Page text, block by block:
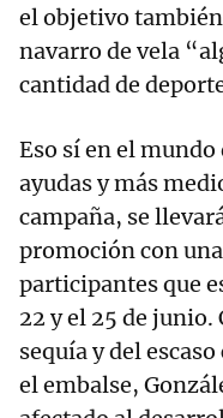
el objetivo
navarro de vela
cantidad de
Eso sí en el
ayudas y más
campaña, se
promoción con
participantes que
22 y el 25 de junio.
sequía y del
el embalse,